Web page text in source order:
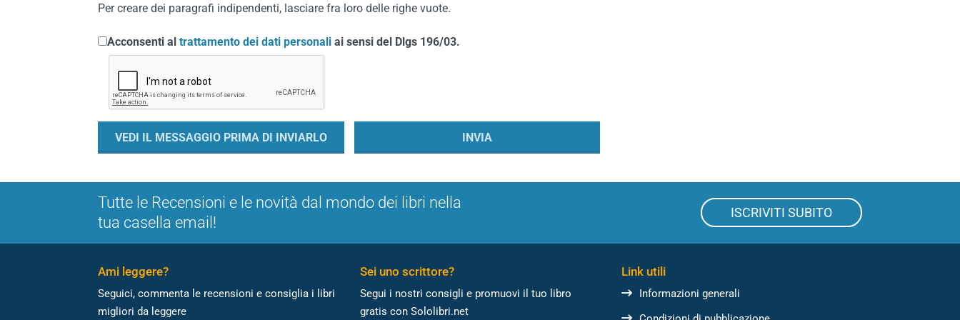
Per creare dei paragrafi indipendenti, lasciare fra loro delle righe vuote.
Acconsenti al trattamento dei dati personali ai sensi del Dlgs 196/03.
Tutte le Recensioni e le novità dal mondo dei libri nella
tua casella email!
ISCRIVITI SUBITO
Ami leggere?
Seguici, commenta le recensioni e consiglia i libri
migliori da leggere
Sei uno scrittore?
Segui i nostri consigli e promuovi il tuo libro
gratis con Sololibri.net
Link utili
Informazioni generali